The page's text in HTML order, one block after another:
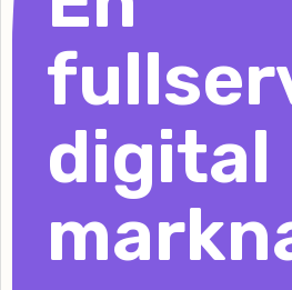
digital